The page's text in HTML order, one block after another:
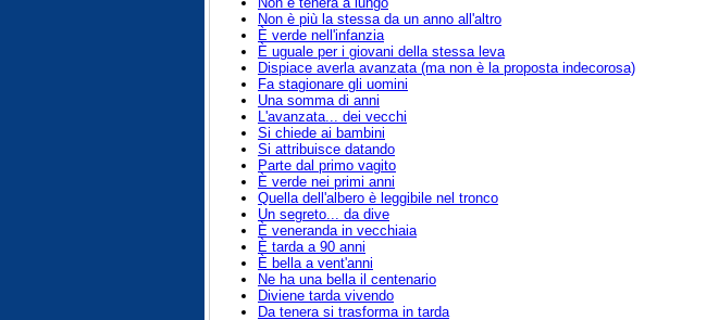
Non è più la stessa da un anno all'altro
È verde nell'infanzia
È uguale per i giovani della stessa leva
Dispiace averla avanzata (ma non è la proposta indecorosa)
Fa stagionare gli uomini
Una somma di anni
L'avanzata... dei vecchi
Si chiede ai bambini
Si attribuisce datando
Parte dal primo vagito
È verde nei primi anni
Quella dell'albero è leggibile nel tronco
Un segreto... da dive
È veneranda in vecchiaia
È tarda a 90 anni
È bella a vent'anni
Ne ha una bella il centenario
Diviene tarda vivendo
Da tenera si trasforma in tarda